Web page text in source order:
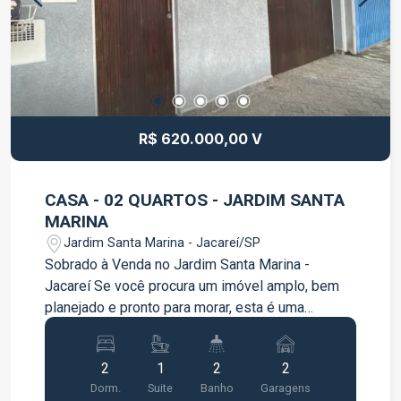
clientes e colaboradores. Entre em contato para
mais informações e agende uma visita.
R$ 620.000,00 V
CASA - 02 QUARTOS - JARDIM SANTA
MARINA
Jardim Santa Marina - Jacareí/SP
Sobrado à Venda no Jardim Santa Marina -
Jacareí Se você procura um imóvel amplo, bem
planejado e pronto para morar, esta é uma
excelente oportunidade! Localizado no bairro
Jardim Santa Marina, este sobrado oferece
ambientes confortáveis, ótima distribuição dos
espaços e acabamento de qualidade. O imóvel
2
Dorm.
1
Suite
2
Banho
2
Garagens